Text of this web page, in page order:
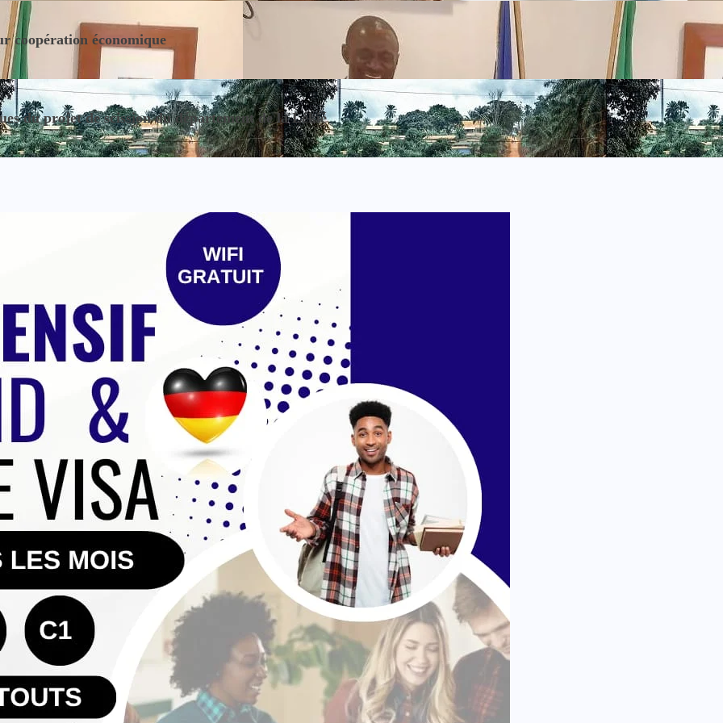
coopération économique
du projet de scission du département de la Lékié